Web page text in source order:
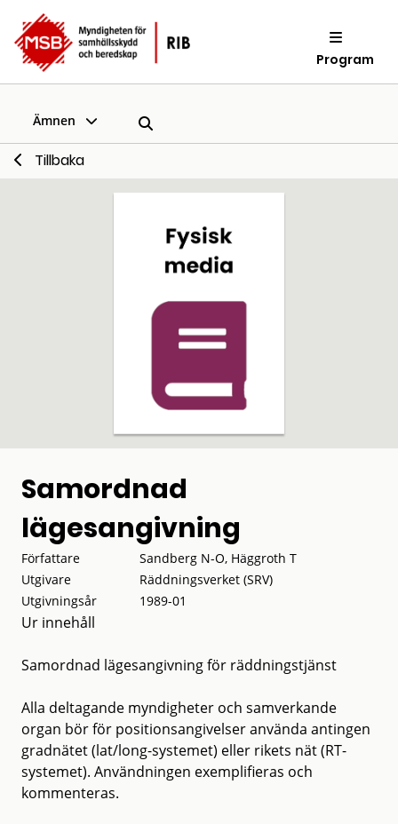
Program
Ämnen
Tillbaka
Samordnad
lägesangivning
Författare
Sandberg N-O, Häggroth T
Utgivare
Räddningsverket (SRV)
Utgivningsår
1989-01
Ur innehåll
Samordnad lägesangivning för räddningstjänst
Alla deltagande myndigheter och samverkande
organ bör för positionsangivelser använda antingen
gradnätet (lat/long-systemet) eller rikets nät (RT-
systemet). Användningen exemplifieras och
kommenteras.